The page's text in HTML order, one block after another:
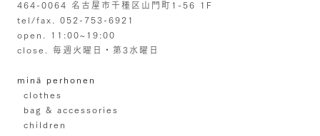
464-0064 名古屋市千種区山門町1-56 1F
tel/fax. 052-753-6921
open. 11:00~19:00
close. 毎週火曜日・第3水曜日
minä perhonen
clothes
bag & accessories
children